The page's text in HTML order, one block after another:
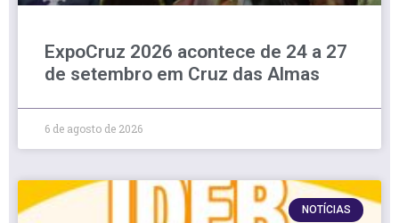
ExpoCruz 2026 acontece de 24 a 27
de setembro em Cruz das Almas
6 de agosto de 2026
NOTÍCIAS